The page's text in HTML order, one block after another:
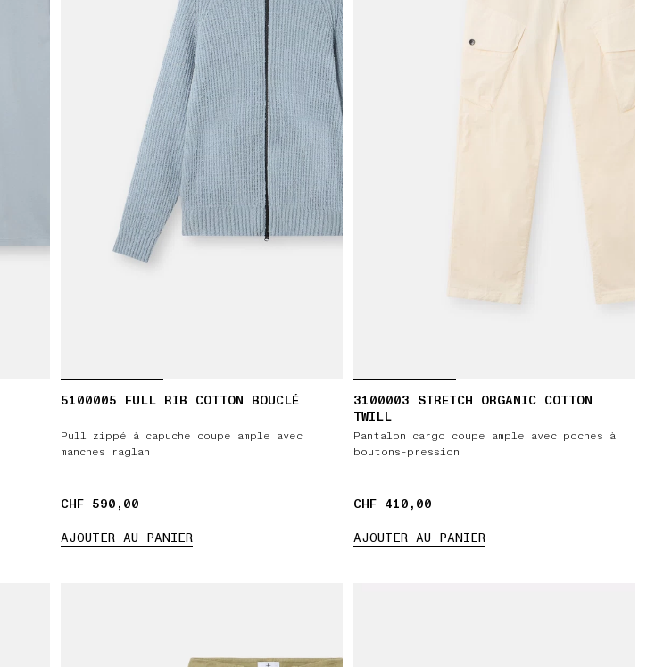
5100005 FULL RIB COTTON BOUCLÉ
Pull zippé à capuche coupe ample avec
manches raglan
CHF 590,00
CHF 590,00
AJOUTER AU PANIER
3100003 STRETCH ORGANIC COTTON
TWILL
Pantalon cargo coupe ample avec poches à
boutons-pression
CHF 410,00
CHF 410,00
AJOUTER AU PANIER